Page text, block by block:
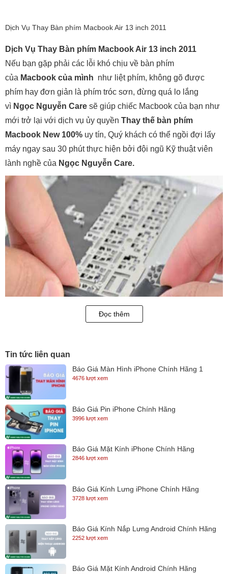
Dịch Vụ Thay Bàn phím Macbook Air 13 inch 2011
Dịch Vụ Thay Bàn phím Macbook Air 13 inch 2011
Nếu bạn gặp phải các lỗi khó chịu về bàn phím
của Macbook của mình như liệt phím, không gõ được
phím hay đơn giản là phím tróc sơn, đừng quá lo lắng
vì Ngọc Nguyễn Care sẽ giúp chiếc Macbook của bạn như
mới trở lại với dịch vụ ủy quyền Thay thế bàn phím
Macbook New 100% uy tín, Quý khách có thể ngồi đợi lấy
máy ngay sau 30 phút thực hiện bởi đội ngũ Kỹ thuật viên
lành nghề của Ngọc Nguyễn Care.
Đọc thêm
Tin tức liên quan
Báo Giá Màn Hình iPhone Chính Hãng 1
4676 lượt xem
Báo Giá Pin iPhone Chính Hãng
3996 lượt xem
Báo Giá Mặt Kính iPhone Chính Hãng
2846 lượt xem
Báo Giá Kính Lưng iPhone Chính Hãng
3728 lượt xem
Báo Giá Kính Nắp Lưng Android Chính Hãng
2252 lượt xem
Báo Giá Mặt Kính Android Chính Hãng